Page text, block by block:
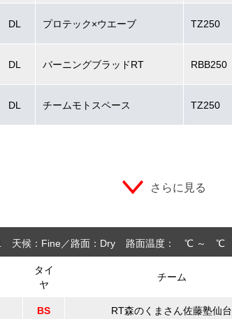
DL プロテック×ウエーブ TZ250
DL バーニングブラッドRT RBB250
DL チームモトスペース TZ250
さらに見る
天候：Fine 路面：Dry 路面温度： ℃ ～ ℃
タイ
ヤ
チーム
BS RT森のくまさん佐藤塾仙台